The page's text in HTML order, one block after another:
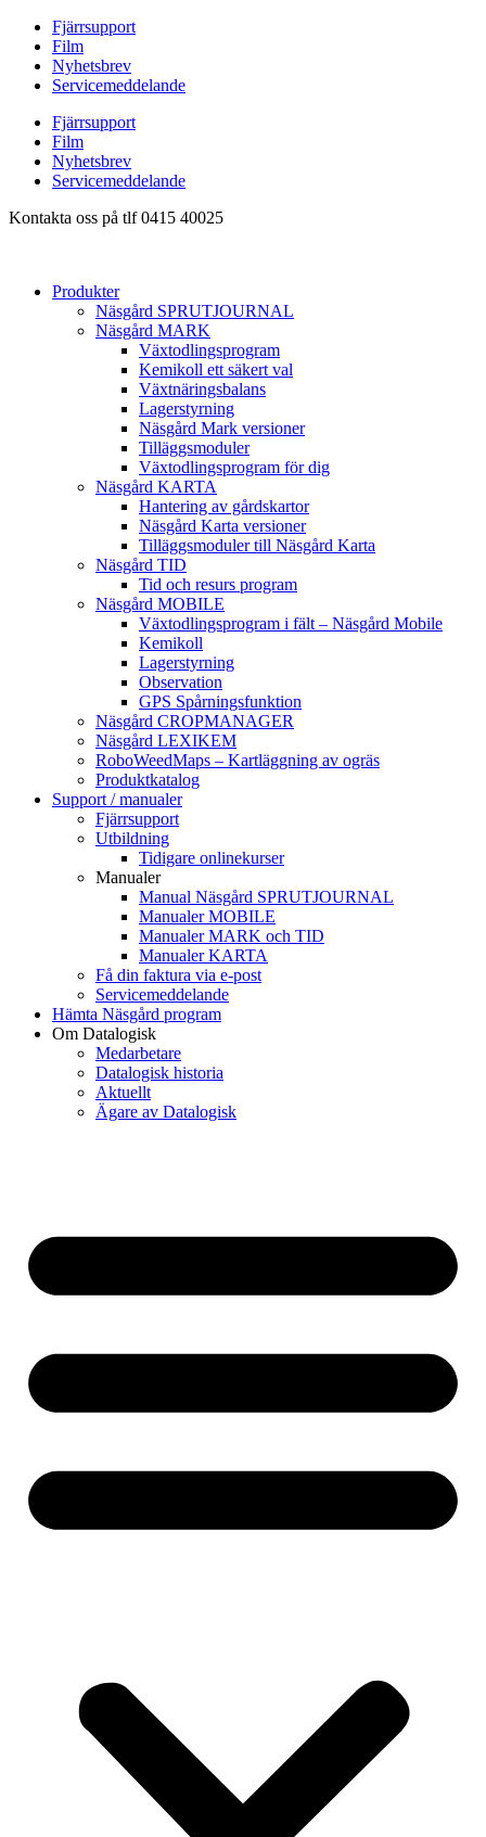
Hoppa
innehåll
Fjärrsupport
Film
Nyhetsbrev
Servicemeddelande
Fjärrsupport
Film
Nyhetsbrev
Servicemeddelande
Kontakta oss på tlf 0415 40025
Produkter
Näsgård SPRUTJOURNAL
Näsgård MARK
Växtodlingsprogram
Kemikoll ett säkert val
Växtnäringsbalans
Lagerstyrning
Näsgård Mark versioner
Tilläggsmoduler
Växtodlingsprogram för dig
Näsgård KARTA
Hantering av gårdskartor
Näsgård Karta versioner
Tilläggsmoduler till Näsgård Karta
Näsgård TID
Tid och resurs program
Näsgård MOBILE
Växtodlingsprogram i fält – Näsgård Mobile
Kemikoll
Lagerstyrning
Observation
GPS Spårningsfunktion
Näsgård CROPMANAGER
Näsgård LEXIKEM
RoboWeedMaps – Kartläggning av ogräs
Produktkatalog
Support / manualer
Fjärrsupport
Utbildning
Tidigare onlinekurser
Manualer
Manual Näsgård SPRUTJOURNAL
Manualer MOBILE
Manualer MARK och TID
Manualer KARTA
Få din faktura via e-post
Servicemeddelande
Hämta Näsgård program
Om Datalogisk
Medarbetare
Datalogisk historia
Aktuellt
Ägare av Datalogisk